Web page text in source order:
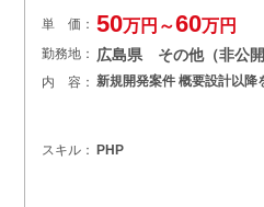
単 価： 50万円～60万円
勤務地： 広島県 その他（非公開
内 容： 新規開発案件 概要設計以降
スキル： PHP